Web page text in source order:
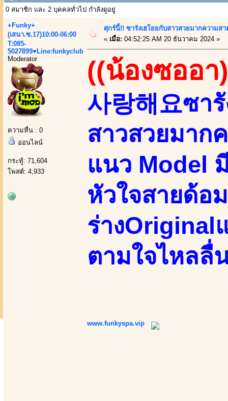
0 สมาชิก และ 2 บุคคลทั่วไป กำลังดูอยู่
+Funky+
(เสนา.ซ.17)10:00-06:00
T:085-
5027899♥Line:funkyclub
Moderator
ความหื่น : 0
ออนไลน์
กระทู้: 71,604
โพสต์: 4,933
ศุกร์นี้!! ซารังเฮโยยกับสาวสวยมากความส
« เมื่อ: 04:52:25 AM 20 ธันวาคม 2024 »
((น้องซออา
사랑해요ซา
สาวสวยมาก
แนว Model
หัวใจสายด้อ
ร่างOriginal
ตามใจไหลลื่
www.funkyspa.vip